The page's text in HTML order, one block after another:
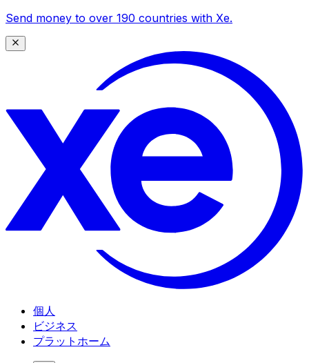
Send money to over 190 countries with Xe.
個人
ビジネス
プラットホーム